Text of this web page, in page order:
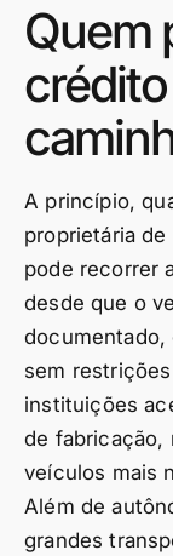
Quem
A princípio,
proprietária
pode recorrer
desde que o
documentado,
sem
instituições
de fabricação,
veículos mais
Além de
grandes